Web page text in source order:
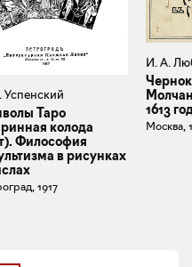
Успенский
Таро
колода
Философия
в рисунках
1917
И. А.
1613
Москва,